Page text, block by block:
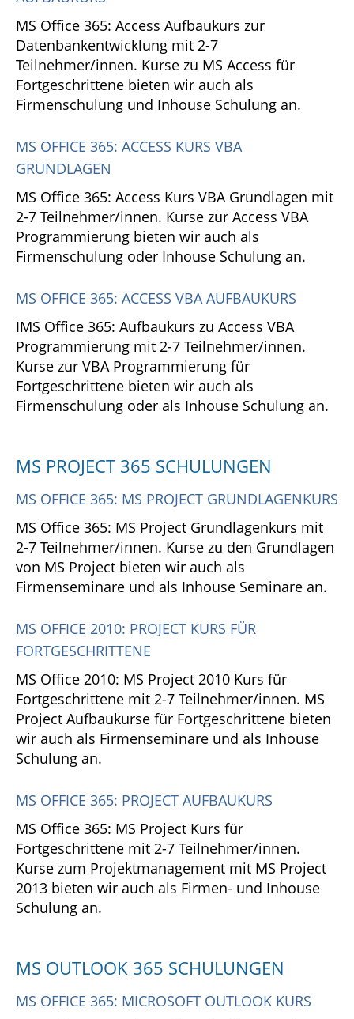
MS Office 365: Access Aufbaukurs zur
Datenbankentwicklung mit 2-7
Teilnehmer/innen. Kurse zu MS Access für
Fortgeschrittene bieten wir auch als
Firmenschulung und Inhouse Schulung an.
MS OFFICE 365: ACCESS KURS VBA
GRUNDLAGEN
MS Office 365: Access Kurs VBA Grundlagen mit
2-7 Teilnehmer/innen. Kurse zur Access VBA
Programmierung bieten wir auch als
Firmenschulung oder Inhouse Schulung an.
MS OFFICE 365: ACCESS VBA AUFBAUKURS
IMS Office 365: Aufbaukurs zu Access VBA
Programmierung mit 2-7 Teilnehmer/innen.
Kurse zur VBA Programmierung für
Fortgeschrittene bieten wir auch als
Firmenschulung oder als Inhouse Schulung an.
MS PROJECT 365 SCHULUNGEN
MS OFFICE 365: MS PROJECT GRUNDLAGENKURS
MS Office 365: MS Project Grundlagenkurs mit
2-7 Teilnehmer/innen. Kurse zu den Grundlagen
von MS Project bieten wir auch als
Firmenseminare und als Inhouse Seminare an.
MS OFFICE 2010: PROJECT KURS FÜR
FORTGESCHRITTENE
MS Office 2010: MS Project 2010 Kurs für
Fortgeschrittene mit 2-7 Teilnehmer/innen. MS
Project Aufbaukurse für Fortgeschrittene bieten
wir auch als Firmenseminare und als Inhouse
Schulung an.
MS OFFICE 365: PROJECT AUFBAUKURS
MS Office 365: MS Project Kurs für
Fortgeschrittene mit 2-7 Teilnehmer/innen.
Kurse zum Projektmanagement mit MS Project
2013 bieten wir auch als Firmen- und Inhouse
Schulung an.
MS OUTLOOK 365 SCHULUNGEN
MS OFFICE 365: MICROSOFT OUTLOOK KURS